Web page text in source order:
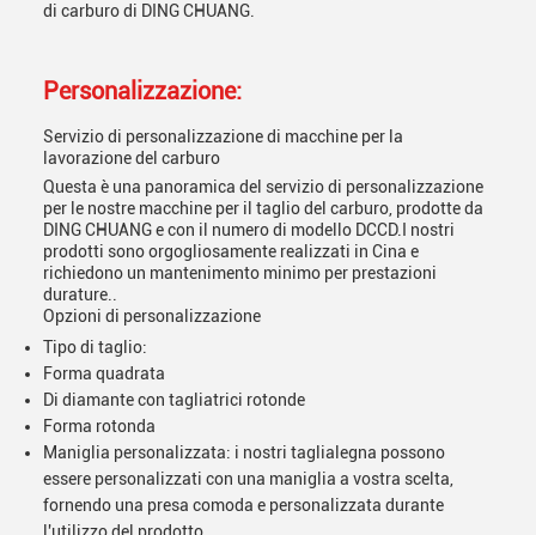
di carburo di DING CHUANG.
Personalizzazione:
Servizio di personalizzazione di macchine per la
lavorazione del carburo
Questa è una panoramica del servizio di personalizzazione
per le nostre macchine per il taglio del carburo, prodotte da
DING CHUANG e con il numero di modello DCCD.I nostri
prodotti sono orgogliosamente realizzati in Cina e
richiedono un mantenimento minimo per prestazioni
durature..
Opzioni di personalizzazione
Tipo di taglio:
Forma quadrata
Di diamante con tagliatrici rotonde
Forma rotonda
Maniglia personalizzata: i nostri taglialegna possono
essere personalizzati con una maniglia a vostra scelta,
fornendo una presa comoda e personalizzata durante